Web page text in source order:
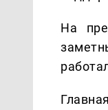
На